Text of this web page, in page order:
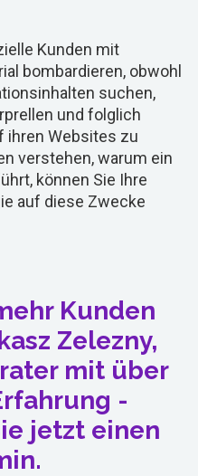
Kunden mit
bombardieren, obwohl
suchen,
und folglich
ihren Websites zu
verstehen, warum ein
können Sie Ihre
auf diese Zwecke
Kunden
Zelezny,
mit über
-
jetzt einen